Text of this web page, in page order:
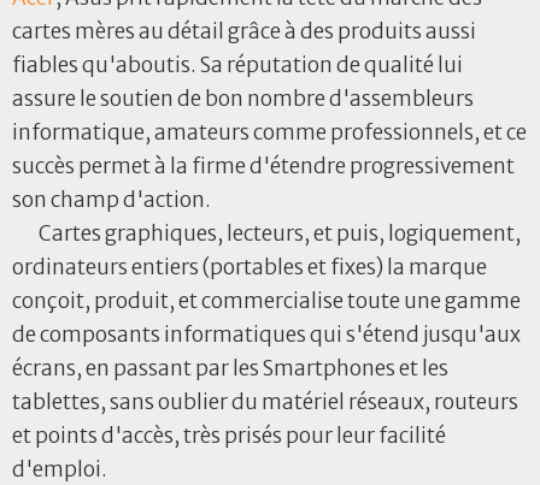
cartes mères au détail grâce à des produits aussi
fiables qu'aboutis. Sa réputation de qualité lui
assure le soutien de bon nombre d'assembleurs
informatique, amateurs comme professionnels, et ce
succès permet à la firme d'étendre progressivement
son champ d'action.
Cartes graphiques, lecteurs, et puis, logiquement,
ordinateurs entiers (portables et fixes) la marque
conçoit, produit, et commercialise toute une gamme
de composants informatiques qui s'étend jusqu'aux
écrans, en passant par les Smartphones et les
tablettes, sans oublier du matériel réseaux, routeurs
et points d'accès, très prisés pour leur facilité
d'emploi.